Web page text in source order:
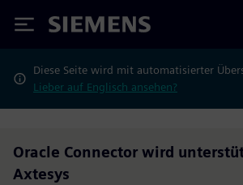
Siemens
Diese Seite wird mit automatisierter
Lieber auf Englisch ansehen?
Oracle Connector wird
Axtesys